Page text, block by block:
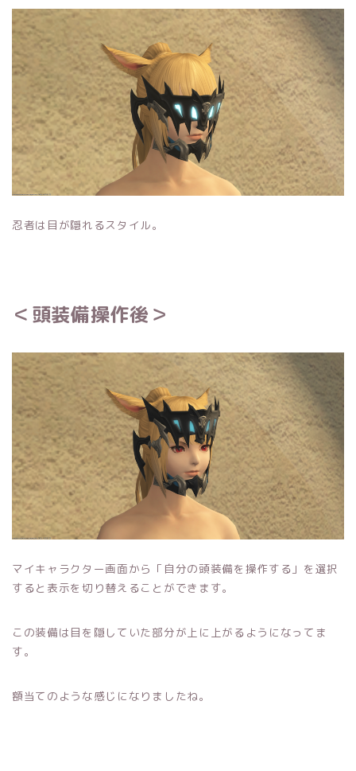
忍者は目が隠れるスタイル。
＜頭装備操作後＞
マイキャラクター画面から「自分の頭装備を操作する」を選択
すると表示を切り替えることができます。
この装備は目を隠していた部分が上に上がるようになってま
す。
額当てのような感じになりましたね。